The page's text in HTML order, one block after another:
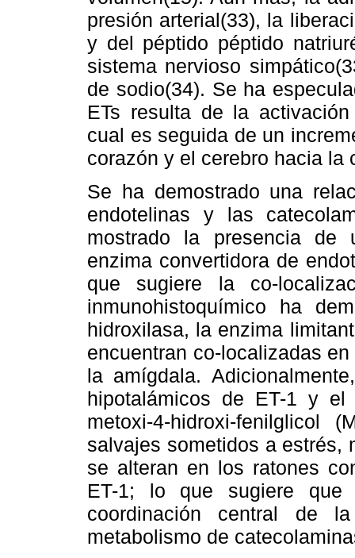
presión arterial(33), la
y del péptido péptido
sistema nervioso
de sodio(34). Se ha
ETs resulta de la
cual es seguida de un
corazón y el cerebro hacia la
Se ha demostrado una
endotelinas y las
mostrado la presencia de
enzima convertidora de
que sugiere la co-
inmunohistoquímico ha
hidroxilasa, la enzima
encuentran co-localizadas
la amígdala.
hipotalámicos de ET-1 y
metoxi-4-hidroxi-fenilglicol
salvajes sometidos a estrés,
se alteran en los ratones
ET-1; lo que sugiere
coordinación central de
metabolismo de